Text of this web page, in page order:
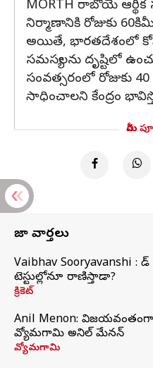
MORTH రాబోయే
నిర్మాణానికి రోజుకు 60కిమీ
అయితే, భారతదేశంలో
సమస్యలను దృష్టిలో
సంవత్సరంలో రోజుకు
సాధించాలని కేంద్రం
మీరు
తాజా వార్తలు
Vaibhav Sooryavanshi :
టెస్టుల్లోనూ రాణిస్తాడా?
క్రికెట్
Anil Menon:
వ్యోమగామి అనిల్‌ మేనన్
వ్యోమగామి